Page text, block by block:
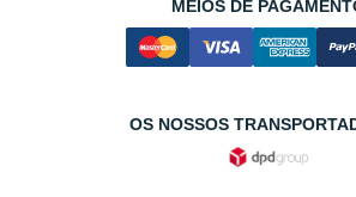
MEIOS DE
OS NOSSOS